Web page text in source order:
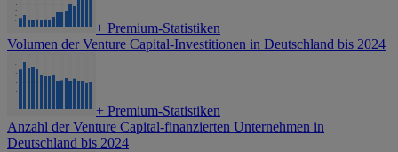
+ Premium-Statistiken
Volumen der Venture Capital-Investitionen in Deutschland bis 2024
+ Premium-Statistiken
Anzahl der Venture Capital-finanzierten Unternehmen in
Deutschland bis 2024